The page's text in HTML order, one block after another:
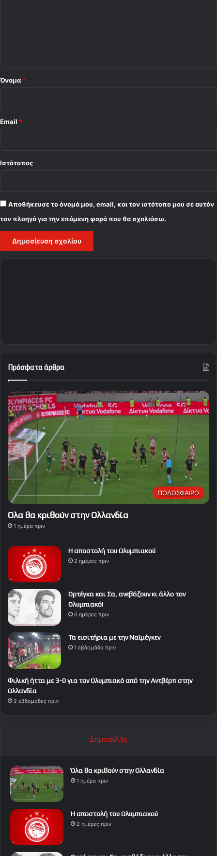
"
Όνομα *
Email *
Ιστότοπος
Αποθήκευσε το όνομά μου, email, και τον ιστότοπο μου σε αυτόν
τον πλοηγό για την επόμενη φορά που θα σχολιάσω.
Πρόσφατα άρθρα
ΠΟΔΟΣΦΑΙΡΟ
Όλα θα κριθούν στην Ολλανδία
1 ημέρα πριν
Η αποστολή του Ολυμπιακού
2 ημέρες πριν
Ορτέγκα και Σα, ανεβάζουν κι άλλο τον
Ολυμπιακό!
6 ημέρες πριν
Τα εισιτήρια με την Ναϊμέγκεν
1 εβδομάδα πριν
Φιλική ήττα με 3-0 για τον Ολυμπιακό από την Αντβέρπ στην
Ολλανδία
2 εβδομάδες πριν
Δημοφιλής
Όλα θα κριθούν στην Ολλανδία
1 ημέρα πριν
Η αποστολή του Ολυμπιακού
2 ημέρες πριν